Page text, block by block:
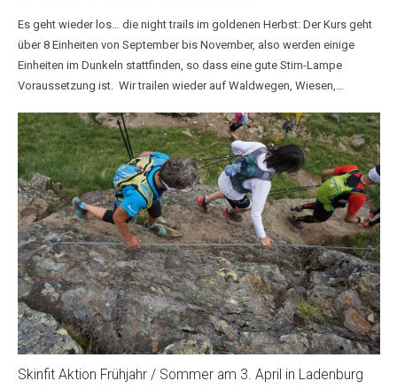
Es geht wieder los… die night trails im goldenen Herbst: Der Kurs geht
über 8 Einheiten von September bis November, also werden einige
Einheiten im Dunkeln stattfinden, so dass eine gute Stirn-Lampe
Voraussetzung ist. Wir trailen wieder auf Waldwegen, Wiesen,…
Skinfit Aktion Frühjahr / Sommer am 3. April in Ladenburg